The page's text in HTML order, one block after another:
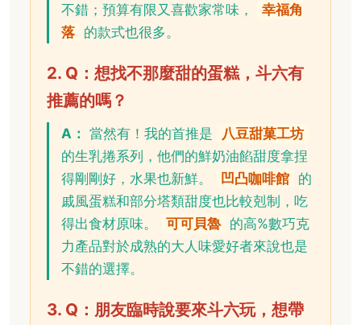
不錯；預算有限又喜歡家常味，
幸福角
落 的款式也很多。
2. Q：想找不那麼甜的蛋糕，斗六有
推薦的嗎？
A： 當然有！我的首推是
八豆甜菓工坊
的生乳捲系列，他們的鮮奶油餡甜度拿捏
得剛剛好，水果也新鮮。
凹凸咖啡館 的
戚風蛋糕和部分塔類甜度也比較剋制，吃
得出食材原味。
可可貝魯 的高%數巧克
力產品對於成熟的大人味愛好者來說也是
不錯的選擇。
3. Q：朋友臨時說要來斗六玩，想帶